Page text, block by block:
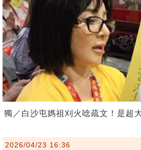
獨／白沙屯媽祖刈火唸疏文！是超
2026/04/23 16:36